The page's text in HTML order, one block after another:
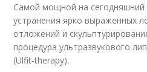
Самой мощной на сегодняшний
устранения ярко выраженных
отложений и
процедура ультразвукового
(Ulfit-therapy).